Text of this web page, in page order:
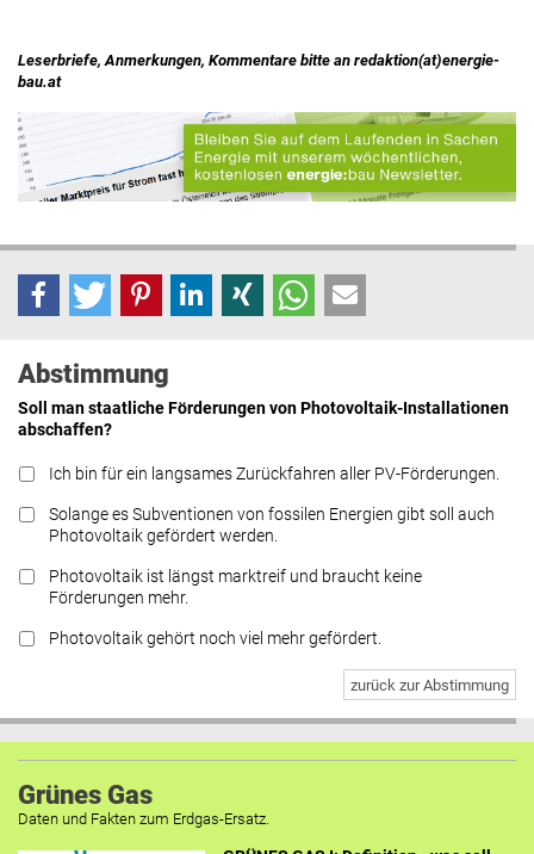
Leserbriefe, Anmerkungen, Kommentare bitte an redaktion(at)energie-
bau.at
Abstimmung
Soll man staatliche Förderungen von Photovoltaik-Installationen
abschaffen?
Ich bin für ein langsames Zurückfahren aller PV-Förderungen.
Solange es Subventionen von fossilen Energien gibt soll auch
Photovoltaik gefördert werden.
Photovoltaik ist längst marktreif und braucht keine
Förderungen mehr.
Photovoltaik gehört noch viel mehr gefördert.
zurück zur Abstimmung
Grünes Gas
Daten und Fakten zum Erdgas-Ersatz.